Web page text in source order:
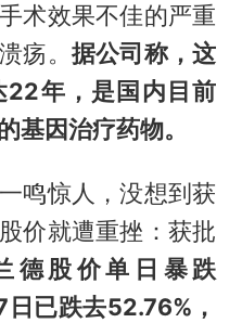
术效果不佳的严重
疡。 据公司称，这
22年，是国内目前
基因治疗药物。
鸣惊人，没想到获
价就遭重挫：获批
德股价单日暴跌
已跌去52.76%，